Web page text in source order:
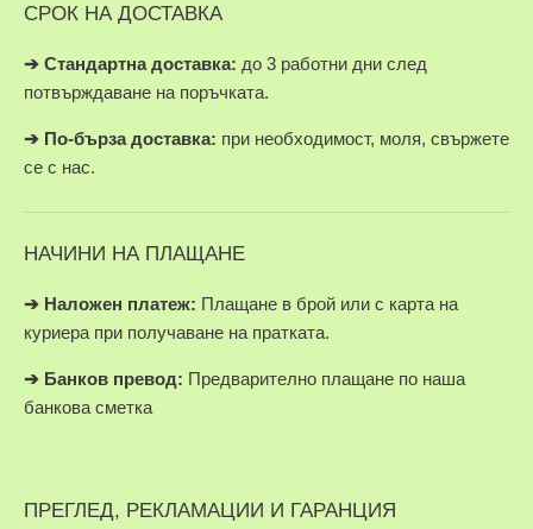
СРОК НА ДОСТАВКА
➔ Стандартна доставка: до 3 работни дни след
потвърждаване на поръчката.
➔ По-бърза доставка: при необходимост, моля, свържете
се с нас.
НАЧИНИ НА ПЛАЩАНЕ
➔ Наложен платеж: Плащане в брой или с карта на
куриера при получаване на пратката.
➔ Банков превод: Предварително плащане по наша
банкова сметка
ПРЕГЛЕД, РЕКЛАМАЦИИ И ГАРАНЦИЯ